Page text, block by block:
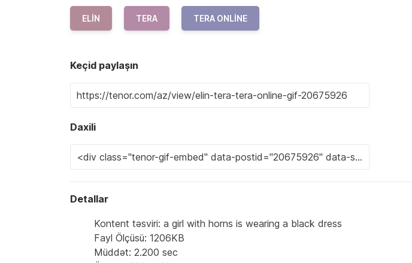
ELIN TERA TERA ONLINE
Keçid paylaşın
Daxili
Detallar
Kontent təsviri: a girl with horns is wearing a black dress
Fayl Ölçüsü: 1206KB
Müddət: 2.200 sec